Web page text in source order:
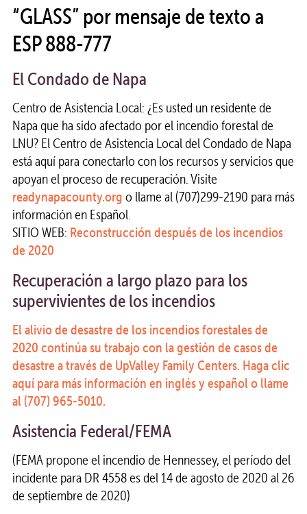
“GLASS” por mensaje de texto a
ESP 888-777
El Condado de Napa
Centro de Asistencia Local: ¿Es usted un residente de
Napa que ha sido afectado por el incendio forestal de
LNU? El Centro de Asistencia Local del Condado de Napa
está aquí para conectarlo con los recursos y servicios que
apoyan el proceso de recuperación. Visite
readynapacounty.org o llame al (707)299-2190 para más
información en Español.
SITIO WEB: Reconstrucción después de los incendios
de 2020
Recuperación a largo plazo para los
supervivientes de los incendios
El alivio de desastre de los incendios forestales de
2020 continúa su trabajo con la gestión de casos de
desastre a través de UpValley Family Centers. Haga clic
aquí para más información en inglés y español o llame
al (707) 965-5010.
Asistencia Federal/FEMA
(FEMA propone el incendio de Hennessey, el período del
incidente para DR 4558 es del 14 de agosto de 2020 al 26
de septiembre de 2020)